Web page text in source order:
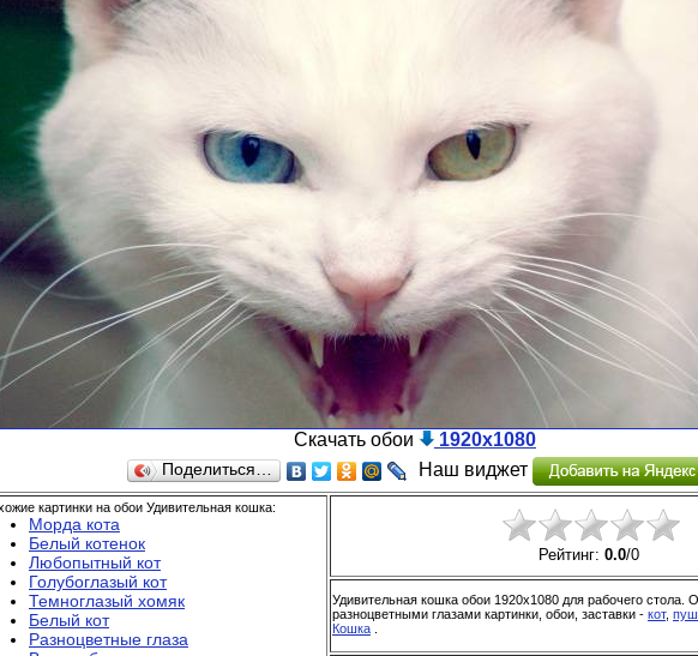
Скачать обои 1920x1080
Поделиться… Наш виджет
картинки на обои Удивительная кошка:
Морда кота
Белый котенок
Любопытный кот
Голубоглазый кот
Темноглазый хомяк
Белый кот
Разноцветные глаза
Рейтинг: 0.0/0
Удивительная кошка обои 1920x1080 для рабочего стола.
разноцветными глазами картинки, обои, заставки - кот,
Кошка